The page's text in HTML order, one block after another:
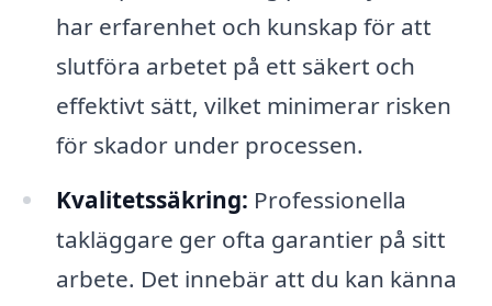
har erfarenhet och kunskap för att
slutföra arbetet på ett säkert och
effektivt sätt, vilket minimerar risken
för skador under processen.
Kvalitetssäkring: Professionella
takläggare ger ofta garantier på sitt
arbete. Det innebär att du kan känna